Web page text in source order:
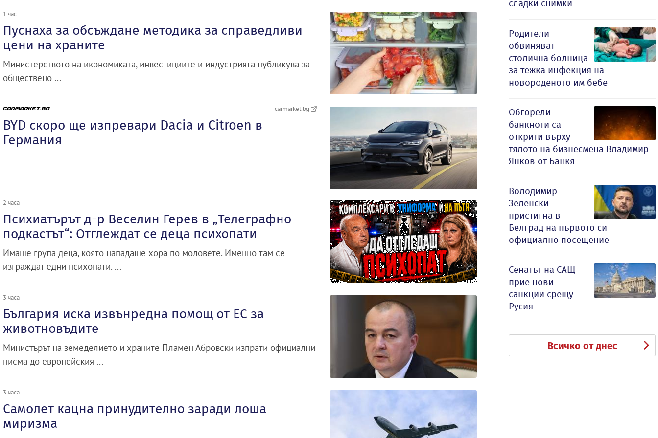
1 час
Пуснаха за обсъждане методика за справедливи
цени на храните
Министерството на икономиката, инвестициите и индустрията публикува за
обществено ...
carmarket.bg
BYD скоро ще изпревари Dacia и Citroеn в
Германия
2 часа
Психиатърът д-р Веселин Герев в „Телеграфно
подкастът“: Отглеждат се деца психопати
Имаше група деца, която нападаше хора по моловете. Именно там се
изграждат едни психопати. ...
3 часа
България иска извънредна помощ от ЕС за
животновъдите
Министърът на земеделието и храните Пламен Абровски изпрати официални
писма до европейския ...
3 часа
Самолет кацна принудително заради лоша
миризма
сладки снимки
Родители
обвиняват
столична болница
за тежка инфекция на
новороденото им бебе
Обгорели
банкноти са
открити върху
тялото на бизнесмена Владимир
Янков от Банкя
Володимир
Зеленски
пристигна в
Белград на първото си
официално посещение
Сенатът на САЩ
прие нови
санкции срещу
Русия
Всичко от днес